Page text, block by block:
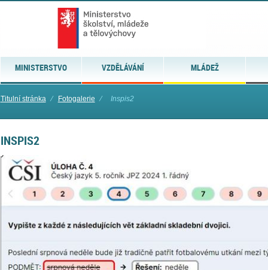
MINISTERSTVO VZDĚLÁVÁNÍ MLÁDEŽ
Titulní stránka ⁄ Fotogalerie ⁄ Inspis2
INSPIS2